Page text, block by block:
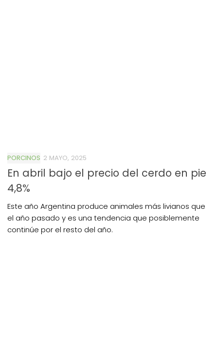
PORCINOS 2 MAYO, 2025
En abril bajo el precio del cerdo en pie
4,8%
Este año Argentina produce animales más livianos que
el año pasado y es una tendencia que posiblemente
continúe por el resto del año.